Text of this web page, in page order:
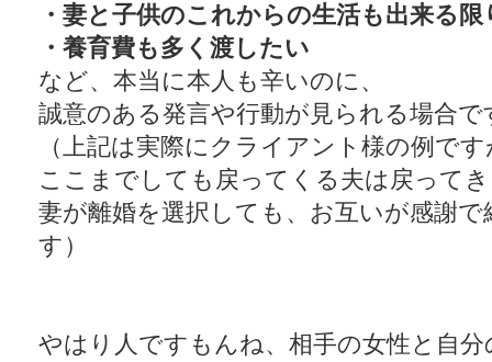
・妻と子供のこれからの生活も出来る
・養育費も多く渡したい
など、本当に本人も辛いのに、
誠意のある発言や行動が見られる場合で
（上記は実際にクライアント様の例で
ここまでしても戻ってくる夫は戻って
妻が離婚を選択しても、お互いが感謝
す）
やはり人ですもんね、相手の女性と自